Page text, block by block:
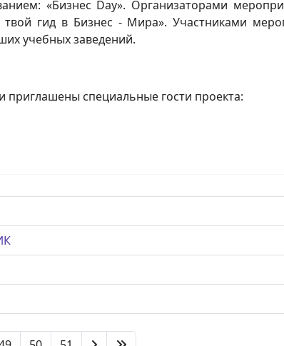
«Бизнес Day». Организаторами
твой гид в Бизнес - Мира». Участниками
учебных заведений.
приглашены специальные гости проекта: